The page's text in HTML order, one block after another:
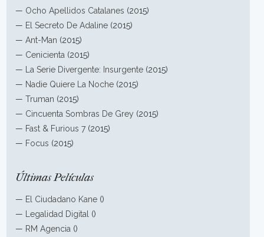
— Ocho Apellidos Catalanes (2015)
— El Secreto De Adaline (2015)
—Ant-Man (2015)
— Cenicienta (2015)
—
La Serie Divergente: Insurgente (2015)
— Nadie Quiere La Noche (2015)
—Truman (2015)
— Cincuenta Sombras De Grey (2015)
— Fast & Furious 7 (2015)
— Focus (2015)
Últimas Películas
— El Ciudadano Kane ()
—
Legalidad Digital
()
— RM Agencia ()